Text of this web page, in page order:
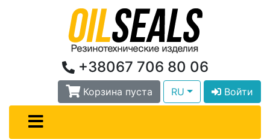
+38067 706 80 06
Корзина пуста RU Войти